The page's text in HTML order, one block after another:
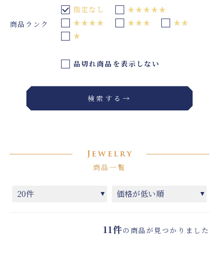
商品ランク
指定なし
★★★★★
★★★★
★★★
★★
★
品切れ商品を表示しない
検索する→
商品一覧
11件の商品が見つかりました